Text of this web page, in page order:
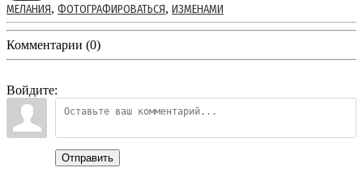
МЕЛАНИЯ, ФОТОГРАФИРОВАТЬСЯ, ИЗМЕНАМИ
Комментарии (0)
Войдите:
Отправить